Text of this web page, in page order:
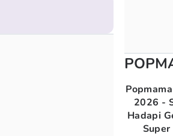
2026 -
Hadapi